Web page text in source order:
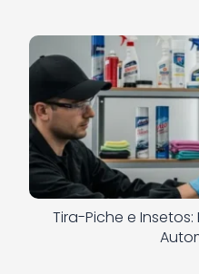
Tira-Piche e